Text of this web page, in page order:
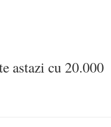
astazi cu 20.000